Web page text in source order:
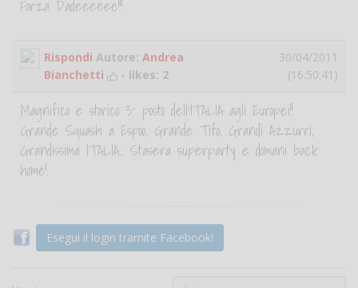
Forza Dadeeeeee!!!
Rispondi Autore: Andrea
Bianchetti
- likes: 2
30/04/2011
(16:50:41)
Magnifico e storico 3° posto dell'ITALIA agli Europei!!
Grande Squash a Espoo, Grande Tifo, Grandi Azzurri,
Grandissima ITALIA... Stasera superparty e domani back
home!
Esegui il login tramite Facebook!